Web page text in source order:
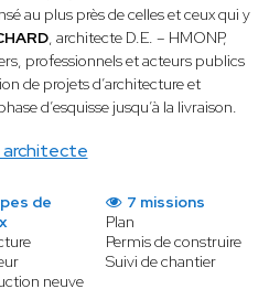
architecte
au plus près de celles et ceux qui y
, architecte D.E. – HMONP,
professionnels et acteurs publics
de projets d’architecture et
d’esquisse jusqu’à la livraison.
de
neuve
7 missions
Plan
Permis de construire
Suivi de chantier